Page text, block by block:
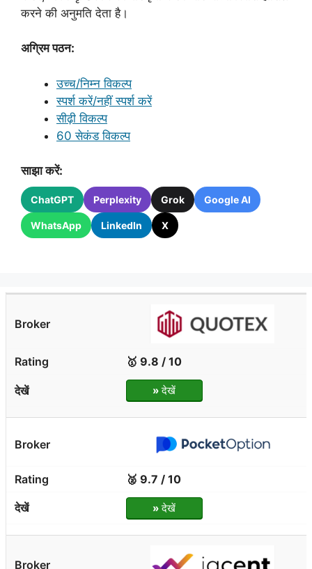
करने की अनुमति देता है।
अग्रिम पठन:
उच्च/निम्न विकल्प
स्पर्श करें/नहीं स्पर्श करें
सीढ़ी विकल्प
60 सेकंड विकल्प
साझा करें:
ChatGPT Perplexity Grok Google AI
WhatsApp LinkedIn X
🥇 9.8 / 10
»देखें
🥈 9.7 / 10
»देखें